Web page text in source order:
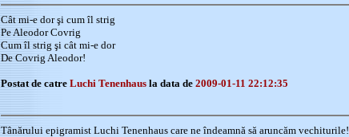
Cât mi-e dor şi cum îl strig
Pe Aleodor Covrig
Cum îl strig şi cât mi-e dor
De Covrig Aleodor!
Postat de catre Luchi Tenenhaus la data de 2009-01-11 22:12:35
Tânărului epigramist Luchi Tenenhaus care ne îndeamnă să aruncăm vechiturile!